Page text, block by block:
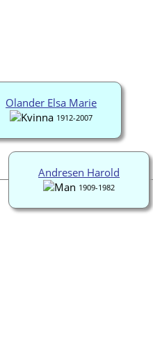
Olander Elsa Marie
1912-2007
Andresen Harold
1909-1982